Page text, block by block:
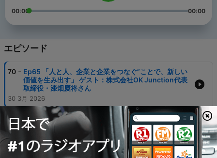
00:00 00:00
エピソード
70 - Ep65 「人と人、企業と企業をつなぐ”ことで、新しい
価値を生み出す」 ゲスト：株式会社OK Junction代表
取締役・漆畑慶将さん
30 3月 2026
69 -
Ep64 「“面倒な銀行振込”を、もっとシンプルに。」
ゲスト：株式会社BANKEY 創業者兼代表取締役・阪本
23 3月 2026